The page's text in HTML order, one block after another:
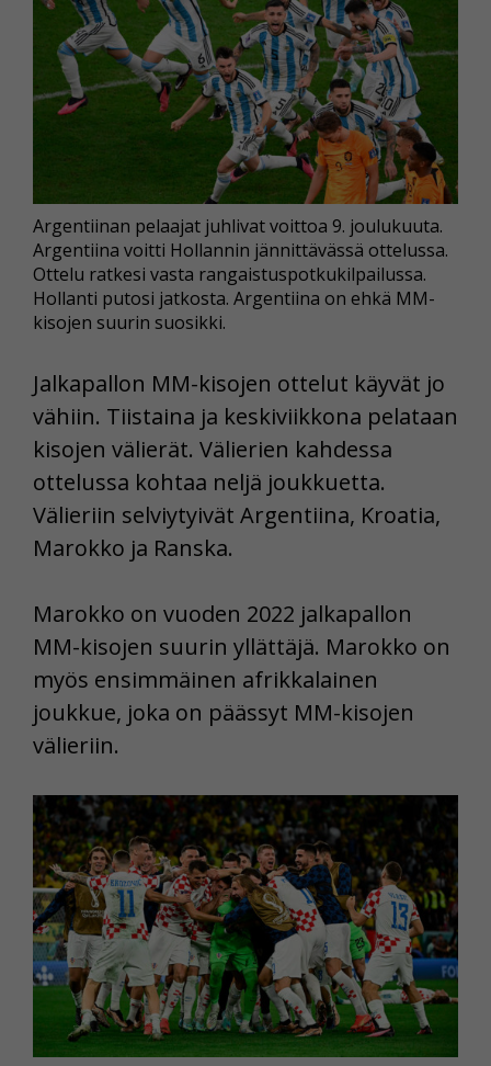
Argentiinan pelaajat juhlivat voittoa 9. joulukuuta.
Argentiina voitti Hollannin jännittävässä ottelussa.
Ottelu ratkesi vasta rangaistuspotkukilpailussa.
Hollanti putosi jatkosta. Argentiina on ehkä MM-
kisojen suurin suosikki.
Jalkapallon MM-kisojen ottelut käyvät jo
vähiin. Tiistaina ja keskiviikkona pelataan
kisojen välierät. Välierien kahdessa
ottelussa kohtaa neljä joukkuetta.
Välieriin selviytyivät Argentiina, Kroatia,
Marokko ja Ranska.
Marokko on vuoden 2022 jalkapallon
MM-kisojen suurin yllättäjä. Marokko on
myös ensimmäinen afrikkalainen
joukkue, joka on päässyt MM-kisojen
välieriin.